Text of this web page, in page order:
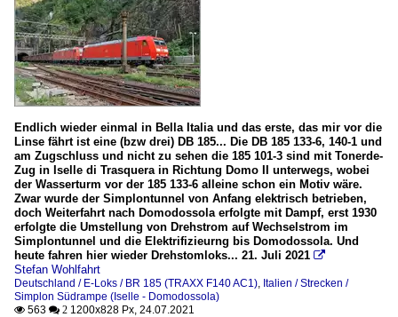
Endlich wieder einmal in Bella Italia und das erste, das mir vor die
Linse fährt ist eine (bzw drei) DB 185... Die DB 185 133-6, 140-1 und
am Zugschluss und nicht zu sehen die 185 101-3 sind mit Tonerde-
Zug in Iselle di Trasquera in Richtung Domo II unterwegs, wobei
der Wasserturm vor der 185 133-6 alleine schon ein Motiv wäre.
Zwar wurde der Simplontunnel von Anfang elektrisch betrieben,
doch Weiterfahrt nach Domodossola erfolgte mit Dampf, erst 1930
erfolgte die Umstellung von Drehstrom auf Wechselstrom im
Simplontunnel und die Elektrifizieurng bis Domodossola. Und
heute fahren hier wieder Drehstomloks... 21. Juli 2021 
Stefan Wohlfahrt
Deutschland / E-Loks / BR 185 (TRAXX F140 AC1) Italien / Strecken /
Simplon Südrampe (Iselle - Domodossola)
 563  2 1200x828 Px, 24.07.2021